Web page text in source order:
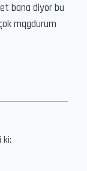
bana diyor bu
mqgdurum
ki: